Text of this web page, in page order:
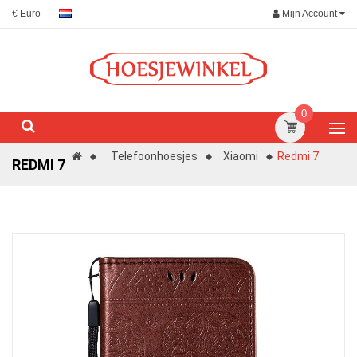
€ Euro Mijn Account
0
REDMI 7 Telefoonhoesjes Xiaomi Redmi 7